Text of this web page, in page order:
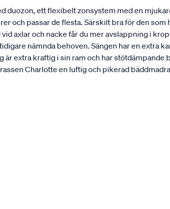
duozon, ett flexibelt zonsystem med en
och passar de flesta. Särskilt bra för den
axlar och nacke får du mer avslappning i
nämnda behoven. Sängen har en
är extra kraftig i sin ram och har
Charlotte en luftig och pikerad